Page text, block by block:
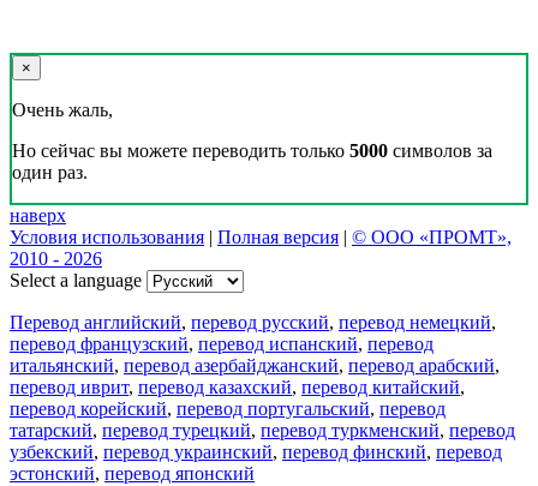
×
Очень жаль,
Но сейчас вы можете переводить только 5000 символов за
один раз.
наверх
Условия использования | Полная версия | © ООО «ПРОМТ»,
2010 - 2026
Select a language
Перевод английский, перевод русский, перевод немецкий,
перевод французский, перевод испанский, перевод
итальянский, перевод азербайджанский, перевод арабский,
перевод иврит, перевод казахский, перевод китайский,
перевод корейский, перевод португальский, перевод
татарский, перевод турецкий, перевод туркменский, перевод
узбекский, перевод украинский, перевод финский, перевод
эстонский, перевод японский